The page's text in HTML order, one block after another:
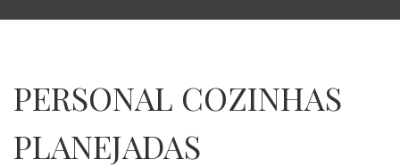
PERSONAL COZINHAS
PLANEJADAS